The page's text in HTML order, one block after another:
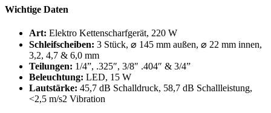
Wichtige Daten
Art: Elektro Kettenscharfgerät, 220 W
Schleifscheiben: 3 Stück, ⌀ 145 mm außen, ⌀ 22 mm innen,
3,2, 4,7 & 6,0 mm
Teilungen: 1/4”, .325″, 3/8″ .404″ & 3/4”
Beleuchtung: LED, 15 W
Lautstärke: 45,7 dB Schalldruck, 58,7 dB Schallleistung,
<2,5 m/s2 Vibration